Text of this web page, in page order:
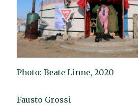
Photo: Beate Linne, 2020
Fausto Grossi